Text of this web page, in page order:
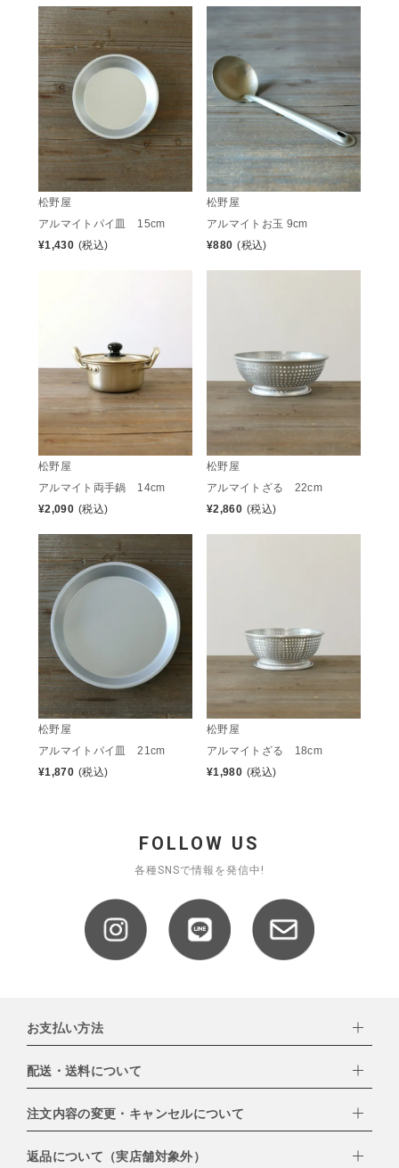
松野屋
アルマイトパイ皿 15cm
¥1,430 (税込)
松野屋
アルマイトお玉 9cm
¥880 (税込)
松野屋
アルマイト両手鍋 14cm
¥2,090 (税込)
松野屋
アルマイトざる 22cm
¥2,860 (税込)
松野屋
アルマイトパイ皿 21cm
¥1,870 (税込)
松野屋
アルマイトざる 18cm
¥1,980 (税込)
FOLLOW US
各種SNSで情報を発信中!
お支払い方法
下記お支払い方法よりお選びいただけます。
・クレジットカード（VISA,mastercard,JCB,AMERICAN
EXPRESS,Diners Club）
・PayPay
配送・送料について
配達業者：日本郵便
北海道：1,400円
注文内容の変更・キャンセルについて
ご注文日当日から翌日のAM9:00までにご連絡頂いた場合はキャン
返品について（実店舗対象外）